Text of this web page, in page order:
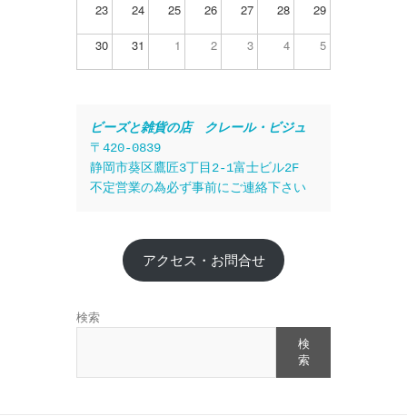
23 24 25 26 27 28 29
30 31 1 2 3 4 5
ビーズと雑貨の店　クレール・ビジュ
〒420-0839
静岡市葵区鷹匠3丁目2-1富士ビル2F
不定営業の為必ず事前にご連絡下さい
アクセス・お問合せ
検索
検
索